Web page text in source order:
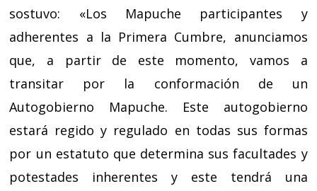
sostuvo: «Los Mapuche participantes y
adherentes a la Primera Cumbre, anunciamos
que, a partir de este momento, vamos a
transitar por la conformación de un
Autogobierno Mapuche. Este autogobierno
estará regido y regulado en todas sus formas
por un estatuto que determina sus facultades y
potestades inherentes y este tendrá una